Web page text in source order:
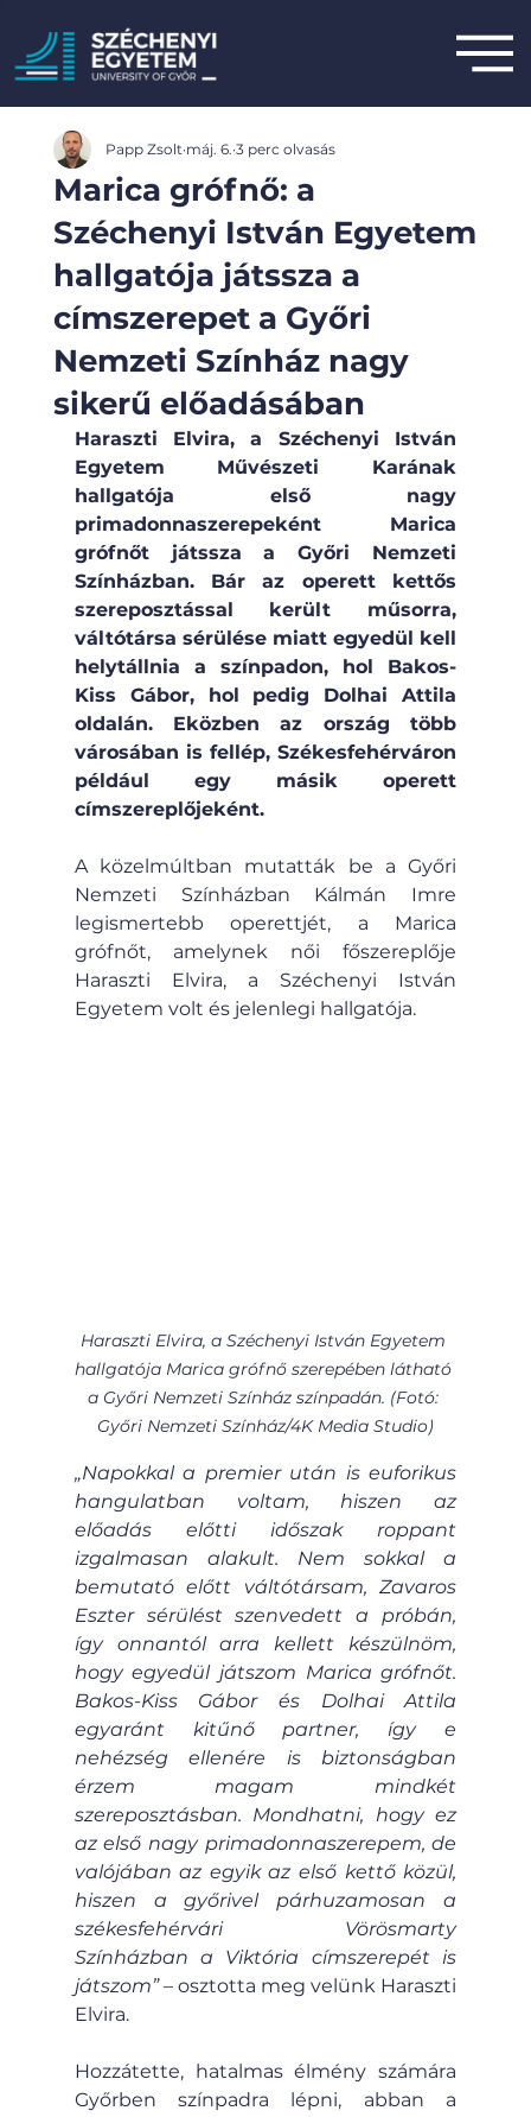
Marica grófnő: a
Széchenyi István Egyetem
hallgatója játssza a
címszerepet a Győri
Nemzeti Színház nagy
sikerű előadásában
Papp Zsolt máj. 6. 3 perc olvasás
Haraszti Elvira, a Széchenyi István
Egyetem Művészeti Karának
hallgatója első nagy
primadonnaszerepeként Marica
grófnőt játssza a Győri Nemzeti
Színházban. Bár az operett kettős
szereposztással került műsorra,
váltótársa sérülése miatt egyedül kell
helytállnia a színpadon, hol Bakos-
Kiss Gábor, hol pedig Dolhai Attila
oldalán. Eközben az ország több
városában is fellép, Székesfehérváron
például egy másik operett
címszereplőjeként.
A közelmúltban mutatták be a Győri
Nemzeti Színházban Kálmán Imre
legismertebb operettjét, a Marica
grófnőt, amelynek női főszereplője
Haraszti Elvira, a Széchenyi István
Egyetem volt és jelenlegi hallgatója.
Haraszti Elvira, a Széchenyi István Egyetem
hallgatója Marica grófnő szerepében látható
a Győri Nemzeti Színház színpadán. (Fotó:
Győri Nemzeti Színház/4K Media Studio)
„Napokkal a premier után is euforikus
hangulatban voltam, hiszen az
előadás előtti időszak roppant
izgalmasan alakult. Nem sokkal a
bemutató előtt váltótársam, Zavaros
Eszter sérülést szenvedett a próbán,
így onnantól arra kellett készülnöm,
hogy egyedül játszom Marica grófnőt.
Bakos-Kiss Gábor és Dolhai Attila
egyaránt kitűnő partner, így e
nehézség ellenére is biztonságban
érzem magam mindkét
szereposztásban. Mondhatni, hogy ez
az első nagy primadonnaszerepem, de
valójában az egyik az első kettő közül,
hiszen a győrivel párhuzamosan a
székesfehérvári Vörösmarty
Színházban a Viktória címszerepét is
játszom” – osztotta meg velünk Haraszti
Elvira.
Hozzátette, hatalmas élmény számára
Győrben színpadra lépni, abban a